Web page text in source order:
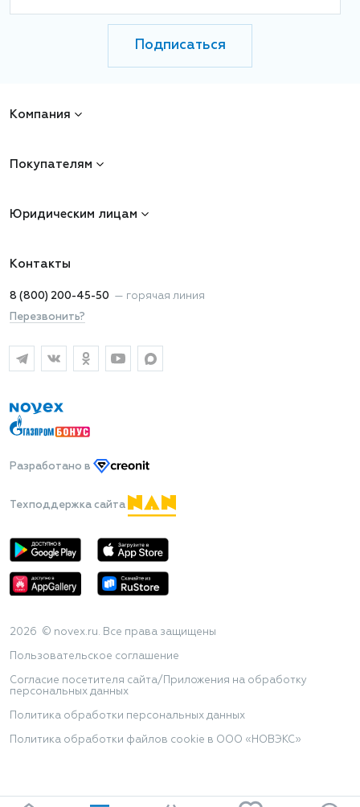
Подписаться
Компания
Покупателям
Юридическим лицам
Контакты
8 (800) 200-45-50 — горячая линия
Перезвонить?
Разработано в
Техподдержка сайта
2026 © novex.ru. Все права защищены
Пользовательское соглашение
Согласие посетителя сайта/Приложения на обработку
персональных данных
Политика обработки персональных данных
Политика обработки файлов cookie в ООО «НОВЭКС»